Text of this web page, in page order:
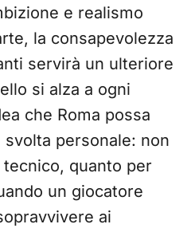
e realismo
la consapevolezza
servirà un ulteriore
si alza a ogni
che Roma possa
personale: non
quanto per
un giocatore
ai